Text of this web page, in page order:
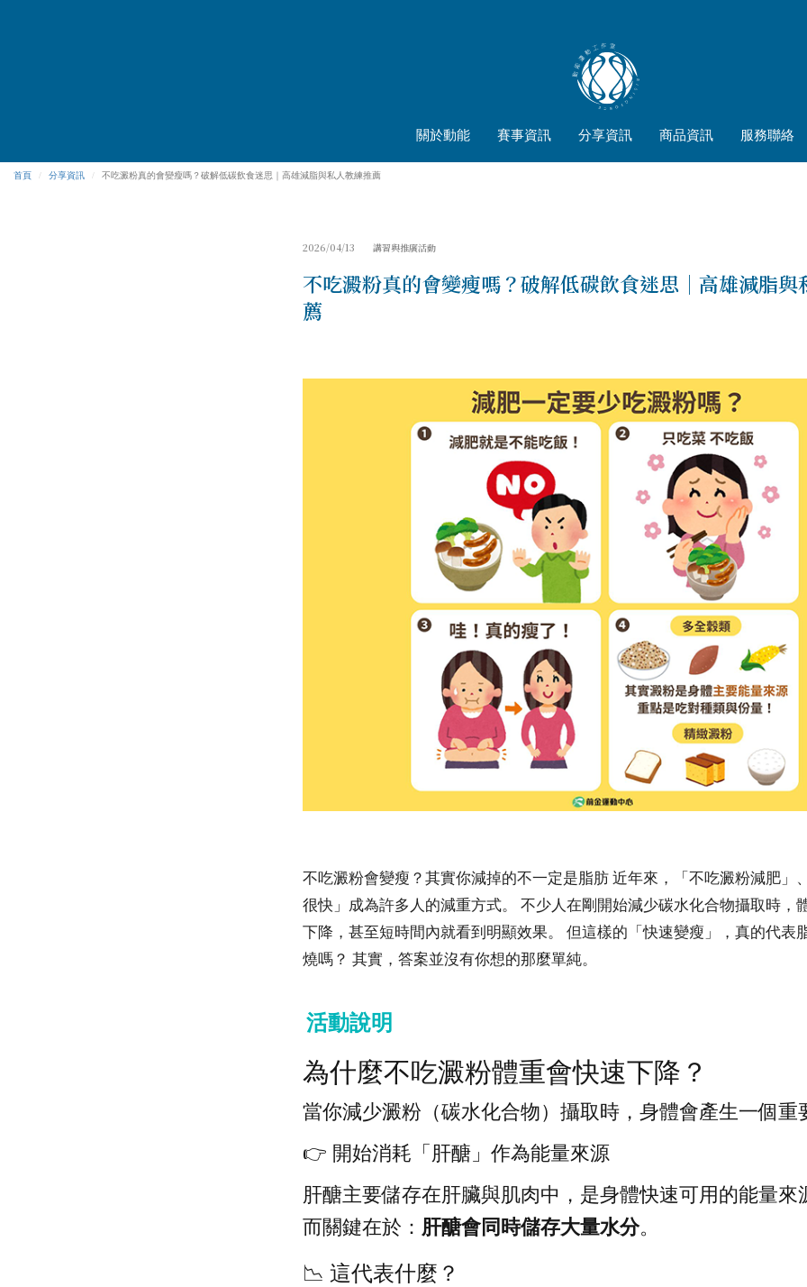
關於動能 賽事資訊 分享資訊 商品資訊 服務聯絡
首頁 分享資訊 不吃澱粉真的會變瘦嗎？破解低碳飲食迷思｜高雄減脂與私人教練推薦
2026/04/13 講習與推廣活動
不吃澱粉真的會變瘦嗎？破解低碳飲食迷思｜高雄減脂與
薦
不吃澱粉會變瘦？其實你減掉的不一定是脂肪 近年來，「不吃澱粉減肥」
很快」成為許多人的減重方式。 不少人在剛開始減少碳水化合物攝取時，
下降，甚至短時間內就看到明顯效果。 但這樣的「快速變瘦」，真的代表
燒嗎？ 其實，答案並沒有你想的那麼單純。
活動說明
為什麼不吃澱粉體重會快速下降？
當你減少澱粉（碳水化合物）攝取時，身體會產生一個
👉 開始消耗「肝醣」作為能量來源
肝醣主要儲存在肝臟與肌肉中，是身體快速可用的能量來
而關鍵在於： 肝醣會同時儲存大量水分。
📉 這代表什麼？